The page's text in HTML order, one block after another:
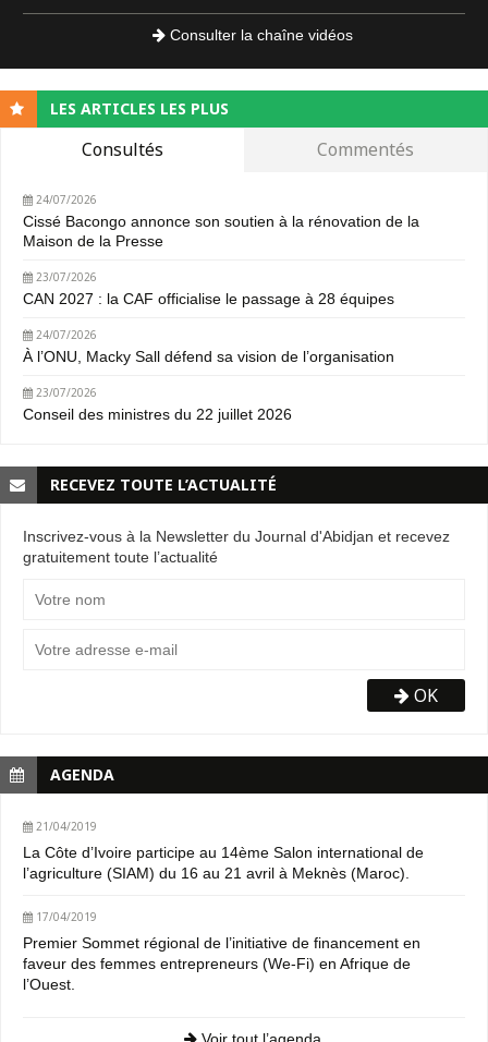
Consulter la chaîne vidéos
LES ARTICLES LES PLUS
Consultés Commentés
24/07/2026
Cissé Bacongo annonce son soutien à la rénovation de la
Maison de la Presse
23/07/2026
CAN 2027 : la CAF officialise le passage à 28 équipes
24/07/2026
À l’ONU, Macky Sall défend sa vision de l’organisation
23/07/2026
Conseil des ministres du 22 juillet 2026
RECEVEZ TOUTE L’ACTUALITÉ
Inscrivez-vous à la Newsletter du Journal d'Abidjan et recevez
gratuitement toute l’actualité
OK
AGENDA
21/04/2019
La Côte d’Ivoire participe au 14ème Salon international de
l’agriculture (SIAM) du 16 au 21 avril à Meknès (Maroc).
17/04/2019
Premier Sommet régional de l’initiative de financement en
faveur des femmes entrepreneurs (We-Fi) en Afrique de
l’Ouest.